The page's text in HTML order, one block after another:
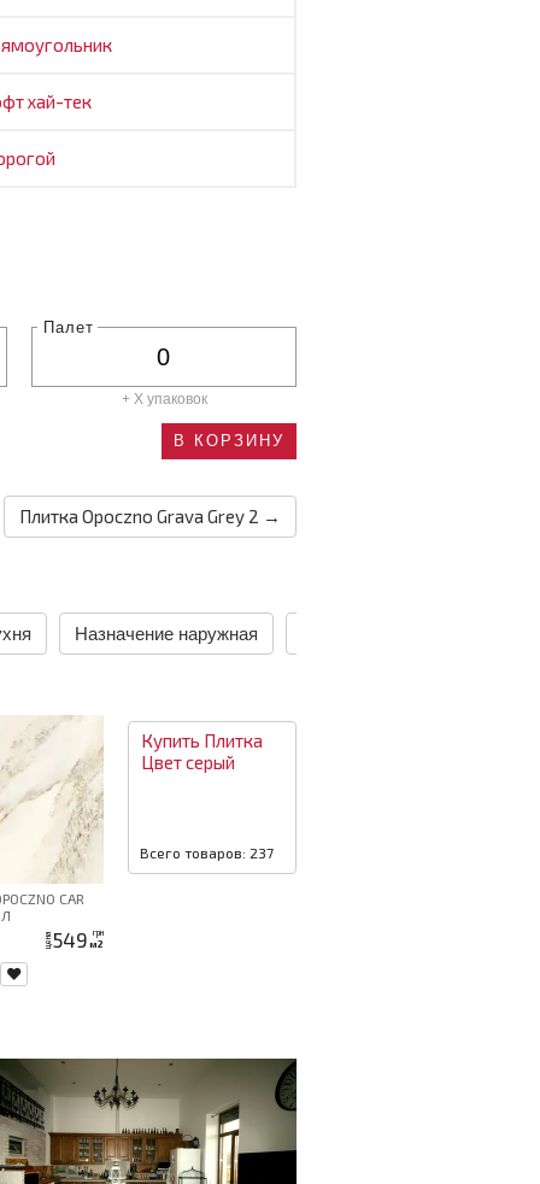
хай-тек
Палет
+ X упаковок
В КОРЗИНУ
Плитка Opoczno Grava Grey 2 →
Назначение наружная
CAR
цена549 грн
м2
Купить Плитка
Цветсерый
Всего товаров: 237